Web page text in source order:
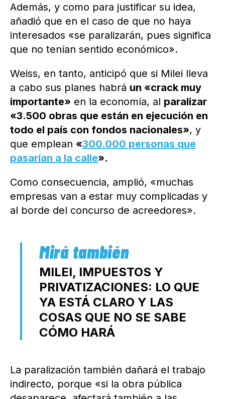
Además, y como para justificar su idea,
añadió que en el caso de que no haya
interesados «se paralizarán, pues significa
que no tenían sentido económico».
Weiss, en tanto, anticipó que si Milei lleva
a cabo sus planes habrá un «crack muy
importante» en la economía, al paralizar
«3.500 obras que están en ejecución en
todo el país con fondos nacionales», y
que emplean «300.000 personas que
pasarían a la calle».
Como consecuencia, amplió, «muchas
empresas van a estar muy complicadas y
al borde del concurso de acreedores».
MILEI, IMPUESTOS Y
PRIVATIZACIONES: LO QUE
YA ESTÁ CLARO Y LAS
COSAS QUE NO SE SABE
CÓMO HARÁ
La paralización también dañará el trabajo
indirecto, porque «si la obra pública